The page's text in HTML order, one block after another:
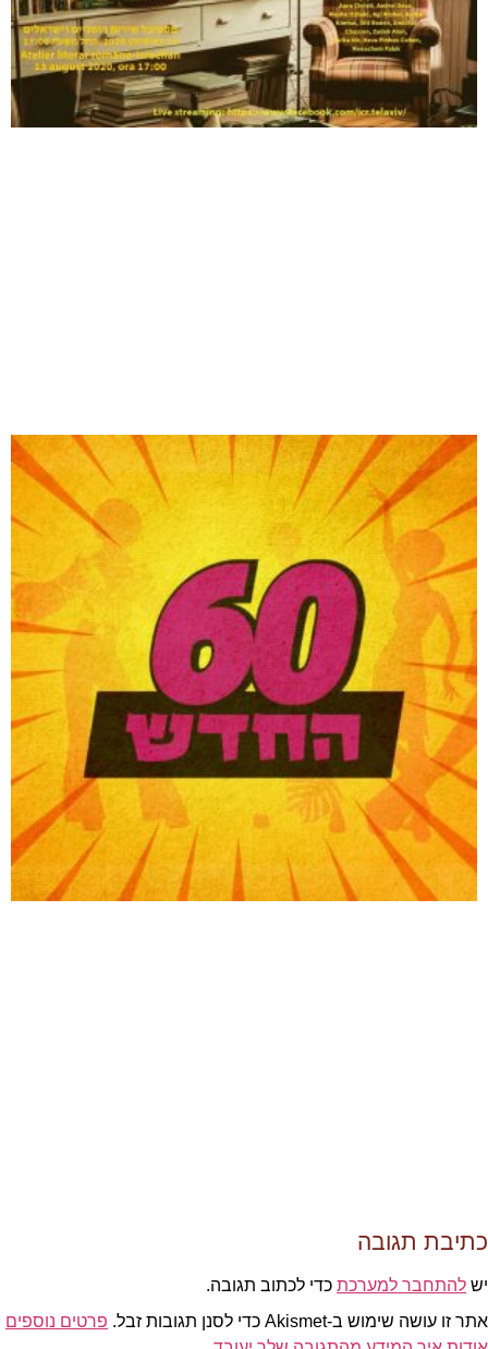
כתיבת תגובה
יש להתחבר למערכת כדי לכתוב תגובה.
אתר זו עושה שימוש ב-Akismet כדי לסנן תגובות זבל.
פרטים נוספים